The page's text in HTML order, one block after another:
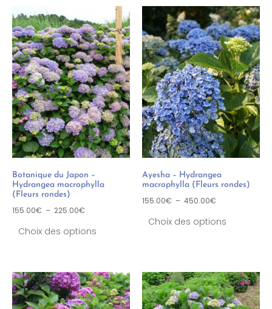
Botanique du Japon –
Hydrangea macrophylla
(Fleurs rondes)
155.00€ – 225.00€
Choix des options
Ayesha – Hydrangea
macrophylla (Fleurs rondes)
155.00€ – 450.00€
Choix des options